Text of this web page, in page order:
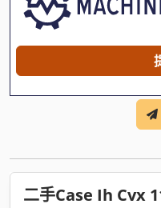
二手Case Ih Cvx